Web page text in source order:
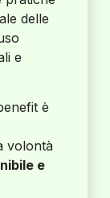
delle
e
è
volontà
e